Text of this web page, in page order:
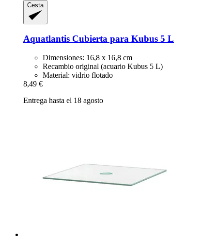
Cesta
Aquatlantis Cubierta para Kubus 5 L
Dimensiones: 16,8 x 16,8 cm
Recambio original (acuario Kubus 5 L)
Material: vidrio flotado
8,49 €
Entrega hasta el 18 agosto